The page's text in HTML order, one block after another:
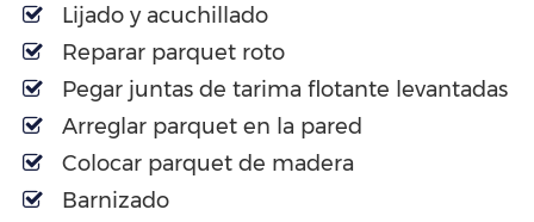
Lijado y acuchillado
Reparar parquet roto
Pegar juntas de tarima flotante levantadas
Arreglar parquet en la pared
Colocar parquet de madera
Barnizado